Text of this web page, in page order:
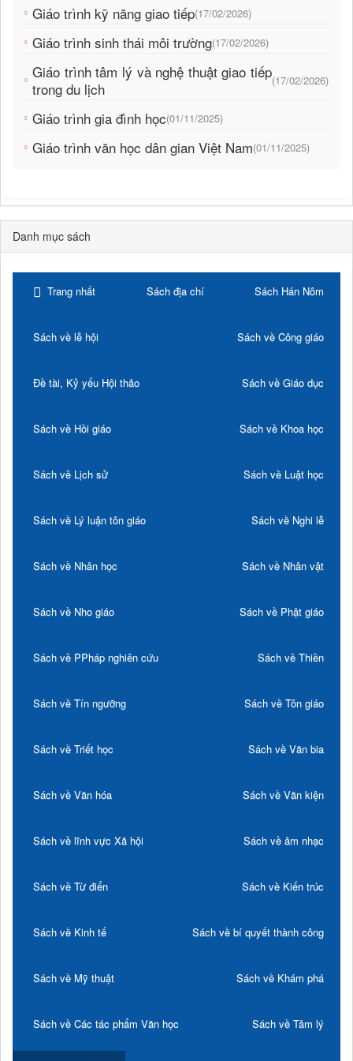
Giáo trình kỹ năng giao tiếp(17/02/2026)
Giáo trình sinh thái môi trường(17/02/2026)
Giáo trình tâm lý và nghệ thuật giao tiếp
trong du lịch
(17/02/2026)
Giáo trình gia đình học(01/11/2025)
Giáo trình văn học dân gian Việt Nam(01/11/2025)
Danh mục sách
Trang nhất Sách địa chí Sách Hán Nôm
Sách về lễ hội Sách về Công giáo
Đề tài, Kỷ yếu Hội thảo Sách về Giáo dục
Sách về Hồi giáo Sách về Khoa học
Sách về Lịch sử Sách về Luật học
Sách về Lý luận tôn giáo Sách về Nghi lễ
Sách về Nhân học Sách về Nhân vật
Sách về Nho giáo Sách về Phật giáo
Sách về PPháp nghiên cứu Sách về Thiền
Sách về Tín ngưỡng Sách về Tôn giáo
Sách về Triết học Sách về Văn bia
Sách về Văn hóa Sách về Văn kiện
Sách về lĩnh vực Xã hội Sách về âm nhạc
Sách về Từ điển Sách về Kiến trúc
Sách về Kinh tế Sách về bí quyết thành công
Sách về Mỹ thuật Sách về Khám phá
Sách về Các tác phẩm Văn học Sách về Tâm lý